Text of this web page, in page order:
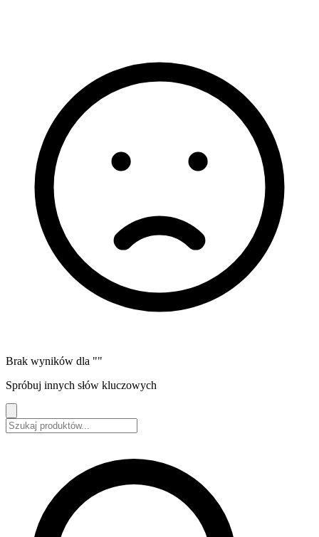
Brak wyników dla ""
Spróbuj innych słów kluczowych